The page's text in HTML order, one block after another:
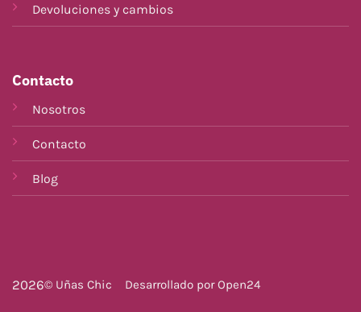
Devoluciones y cambios
Contacto
Nosotros
Contacto
Blog
2026© Uñas Chic Desarrollado porOpen24